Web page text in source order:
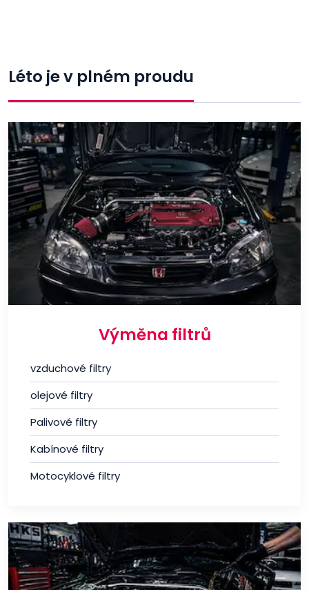
Léto je v plném proudu
Výměna filtrů
vzduchové filtry
olejové filtry
Palivové filtry
Kabínové filtry
Motocyklové filtry